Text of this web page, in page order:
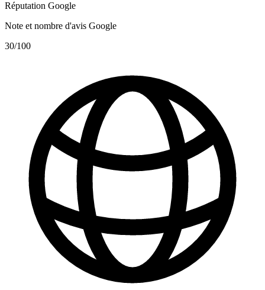
Réputation Google
Note et nombre d'avis Google
30/100